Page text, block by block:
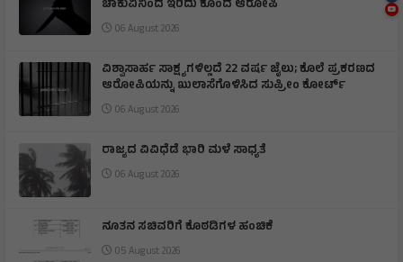
ಚಾಕುವಿನಿಂದ ಇರಿದು ಕೊಂದ ಆರೋಪಿ
06 August 2026
ವಿಶ್ವಾಸಾರ್ಹ ಸಾಕ್ಷ್ಯಗಳಿಲ್ಲದೆ 22 ವರ್ಷ ಜೈಲು; ಕೊಲೆ ಪ್ರಕರಣದ
ಆರೋಪಿಯನ್ನು ಖುಲಾಸೆಗೊಳಿಸಿದ ಸುಪ್ರೀಂ ಕೋರ್ಟ್
06 August 2026
ರಾಜ್ಯದ ವಿವಿಧೆಡೆ ಭಾರಿ ಮಳೆ ಸಾಧ್ಯತೆ
06 August 2026
ನೂತನ ಸಚಿವರಿಗೆ ಕೊಠಡಿಗಳ ಹಂಚಿಕೆ
05 August 2026